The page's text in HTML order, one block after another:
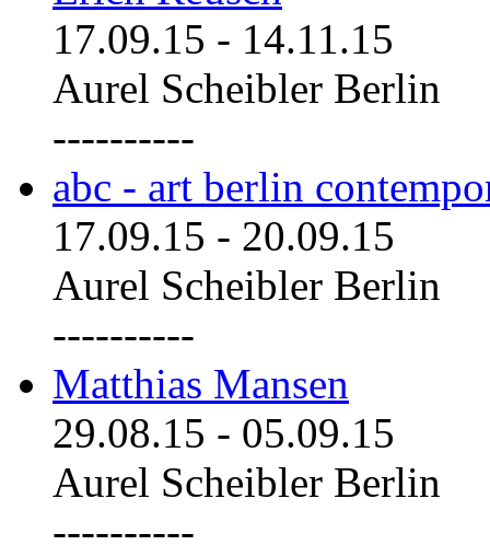
17.09.15 - 14.11.15
Aurel Scheibler Berlin
----------
abc - art berlin
17.09.15 - 20.09.15
Aurel Scheibler Berlin
----------
Matthias Mansen
29.08.15 - 05.09.15
Aurel Scheibler Berlin
----------